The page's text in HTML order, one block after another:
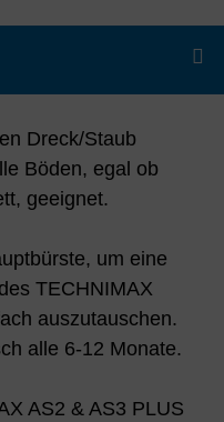
Dreck/Staub
Böden, egal ob
geeignet.
um eine
TECHNIMAX
auszutauschen.
alle 6-12 Monate.
AS2 & AS3 PLUS